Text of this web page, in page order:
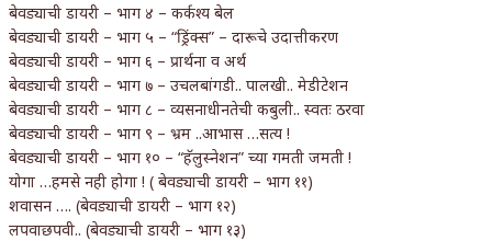
बेवड्याची डायरी – भाग ४ – कर्कश्य बेल
बेवड्याची डायरी – भाग ५ – “ड्रिंक्स” – दारूचे उदात्तीकरण
बेवड्याची डायरी – भाग ६ – प्रार्थना व अर्थ
बेवड्याची डायरी – भाग ७ – उचलबांगडी.. पालखी.. मेडीटेशन
बेवड्याची डायरी – भाग ८ – व्यसनाधीनतेची कबुली.. स्वतः ठरवा
बेवड्याची डायरी – भाग ९ – भ्रम ..आभास …सत्य !
बेवड्याची डायरी – भाग १० – “हॅलुस्नेशन” च्या गमती जमती !
योगा …हमसे नही होगा ! ( बेवड्याची डायरी – भाग ११)
शवासन …. (बेवड्याची डायरी – भाग १२)
लपवाछपवी.. (बेवड्याची डायरी – भाग १३)